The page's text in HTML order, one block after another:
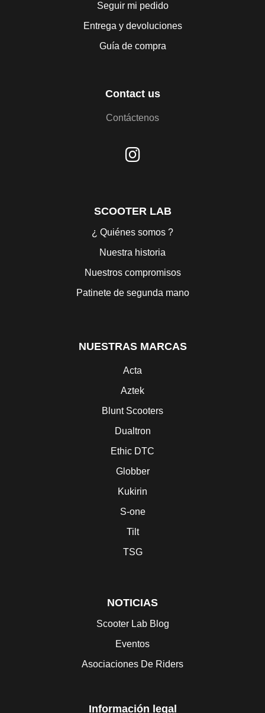
Seguir mi pedido
Entrega y devoluciones
Guía de compra
Contact us
Contáctenos
SCOOTER LAB
¿ Quiénes somos ?
Nuestra historia
Nuestros compromisos
Patinete de segunda mano
NUESTRAS MARCAS
Acta
Aztek
Blunt Scooters
Dualtron
Ethic DTC
Globber
Kukirin
S-one
Tilt
TSG
NOTICIAS
Scooter Lab Blog
Eventos
Asociaciones De Riders
Información legal